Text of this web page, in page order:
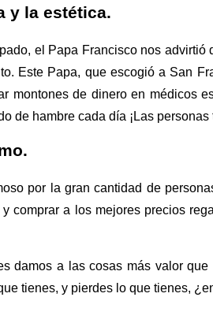
y la estética.
el Papa Francisco nos
Este Papa, que escogió a San
montones de dinero en médicos
de hambre cada día ¡Las
por la gran cantidad de
comprar a los mejores precios
damos a las cosas más valor
tienes, y pierdes lo que tienes,